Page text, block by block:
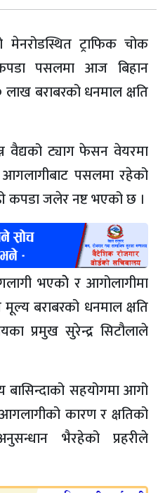
मेनरोडस्थित ट्राफिक चोक
पसलमा आज बिहान
बराबरको धनमाल क्षति
वैद्यको ट्याग फेसन वेयरमा
पसलमा रहेको
कपडा जलेर नष्ट भएको छ ।
भएकोे र आगोलागीमा
बराबरको धनमाल क्षति
प्रमुख सुरेन्द्र सिटौलाले
बासिन्दाको सहयोगमा आगो
कारण र क्षतिको
भैरहेको प्रहरीले